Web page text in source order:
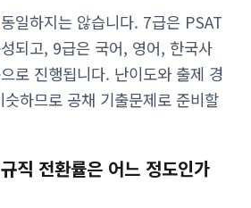
일하지는 않습니다. 7급은 PSAT
되고, 9급은 국어, 영어, 한국사
로 진행됩니다. 난이도와 출제 경
하므로 공채 기출문제로 준비할
직 전환률은 어느 정도인가